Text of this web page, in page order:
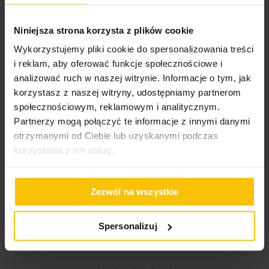
Niniejsza strona korzysta z plików cookie
Wykorzystujemy pliki cookie do spersonalizowania treści
i reklam, aby oferować funkcje społecznościowe i
analizować ruch w naszej witrynie. Informacje o tym, jak
korzystasz z naszej witryny, udostępniamy partnerom
społecznościowym, reklamowym i analitycznym.
Partnerzy mogą połączyć te informacje z innymi danymi
otrzymanymi od Ciebie lub uzyskanymi podczas
korzystania z ich usług.
Zezwól na wszystkie
Spersonalizuj
High-contrast mode
To może Cię zainteresować
Opinie potwierdzone zakupem